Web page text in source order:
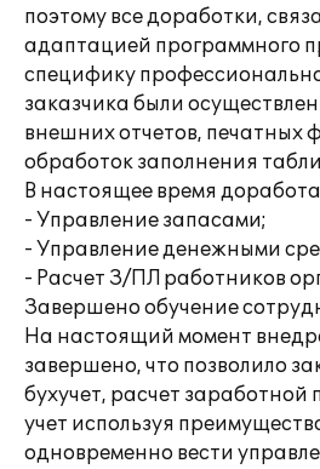
поэтому все доработки,
адаптацией программного
специфику
заказчика были
внешних отчетов, печатных
обработок заполнения
В настоящее время
- Управление запасами;
- Управление денежными
- Расчет З/ПЛ работников
Завершено обучение
На настоящий момент
завершено, что позволило
бухучет, расчет заработной
учет используя
одновременно вести